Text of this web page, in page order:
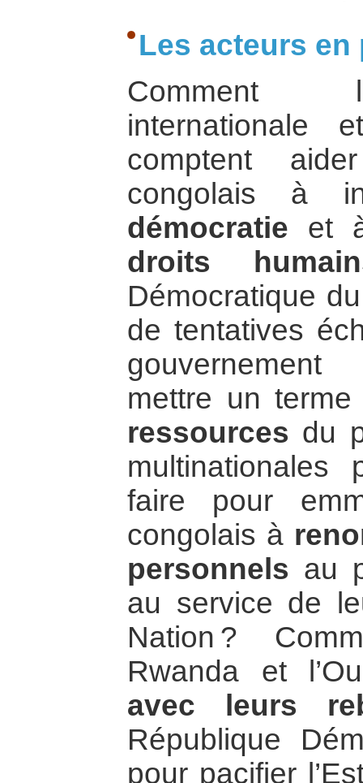
Les acteurs en
Comment
internationale
comptent
congolais à
démocratie et
droits
Démocratique
de tentatives
mettre un
ressources du
faire pour
congolais à
personnels au
au service de
Nation ?
Rwanda et
avec leurs
République
pour pacifier